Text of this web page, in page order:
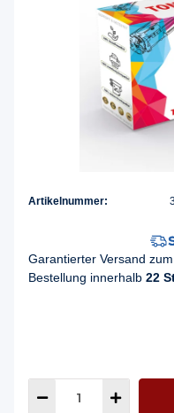
Artikelnummer:
Garantierter Versand zum
Bestellung innerhalb 22